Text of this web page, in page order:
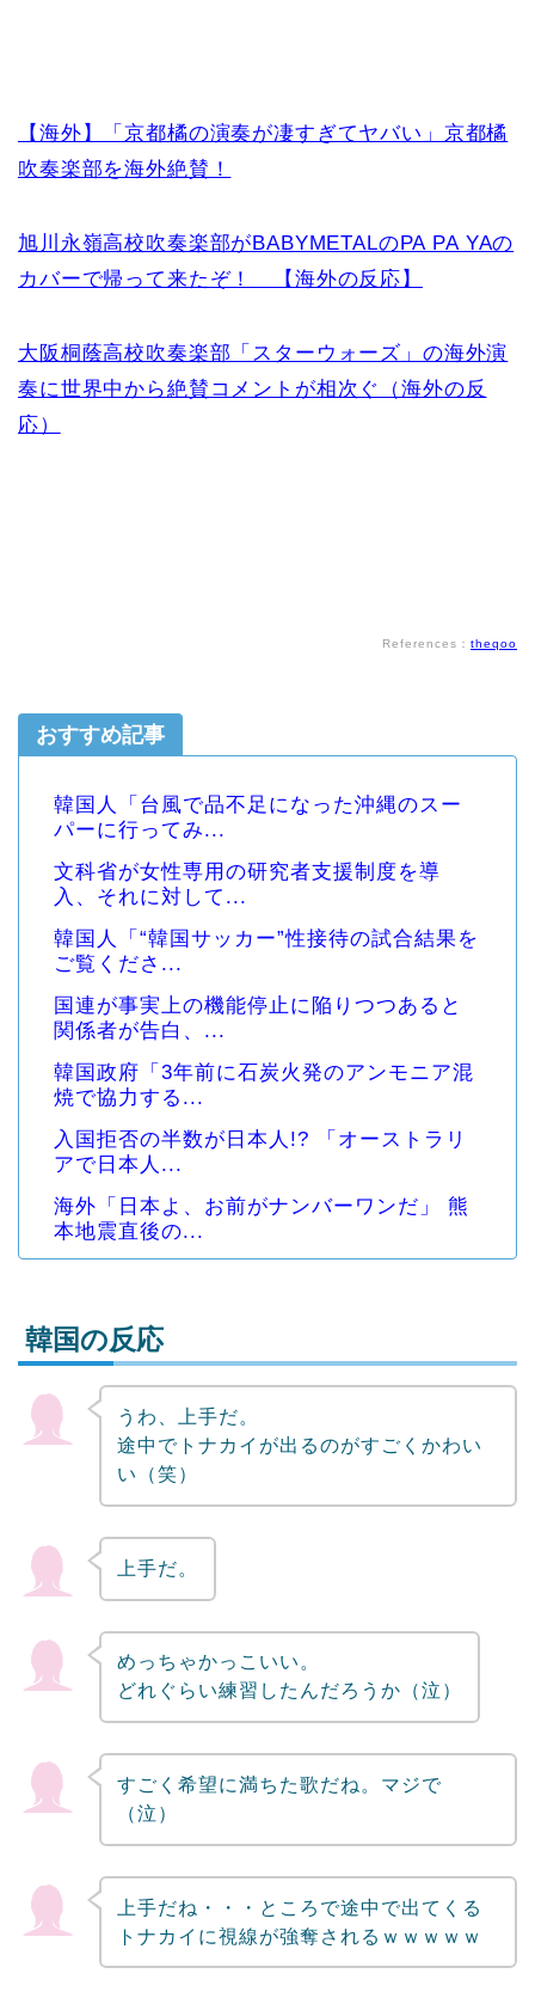
【海外】「京都橘の演奏が凄すぎてヤバい」京都橘
吹奏楽部を海外絶賛！
旭川永嶺高校吹奏楽部がBABYMETALのPA PA YAの
カバーで帰って来たぞ！ 【海外の反応】
大阪桐蔭高校吹奏楽部「スターウォーズ」の海外演
奏に世界中から絶賛コメントが相次ぐ（海外の反
応）
References： theqoo
おすすめ記事
韓国人「台風で品不足になった沖縄のスー
パーに行ってみ...
文科省が女性専用の研究者支援制度を導
入、それに対して...
韓国人「“韓国サッカー”性接待の試合結果を
ご覧くださ...
国連が事実上の機能停止に陥りつつあると
関係者が告白、...
韓国政府「3年前に石炭火発のアンモニア混
焼で協力する...
入国拒否の半数が日本人!? 「オーストラリ
アで日本人...
海外「日本よ、お前がナンバーワンだ」 熊
本地震直後の...
Powered by livedoor 相互RSS
韓国の反応
うわ、上手だ。
途中でトナカイが出るのがすごくかわい
い（笑）
上手だ。
めっちゃかっこいい。
どれぐらい練習したんだろうか（泣）
すごく希望に満ちた歌だね。マジで
（泣）
上手だね・・・ところで途中で出てくる
トナカイに視線が強奪されるｗｗｗｗｗ